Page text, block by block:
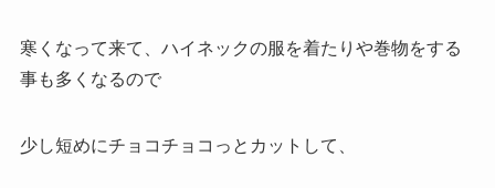
寒くなって来て、ハイネックの服を着たりや巻物をする
事も多くなるので
少し短めにチョコチョコっとカットして、